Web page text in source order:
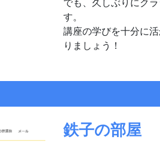
す。
講座の学びを十分に
りましょう！
鉄子の部屋